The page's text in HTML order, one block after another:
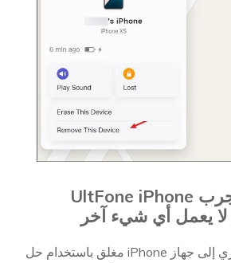
الطريقة 5 -- جرب UltFone iPhone
احصل على وصول فوري إلى جهاز iPhone مغلق باستخدام حل